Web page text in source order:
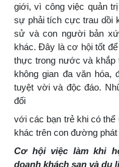
giới, vì công việc quản
sự phải tích cực trau dồi
sử và con người bản
khác. Đây là cơ hội tốt
thực trong nước và khắp
không gian đa văn hóa,
tuyệt vời và độc đáo.
đối
với các bạn trẻ khi có
khác trên con đường
Cơ hội việc làm khi
doanh khách sạn và du